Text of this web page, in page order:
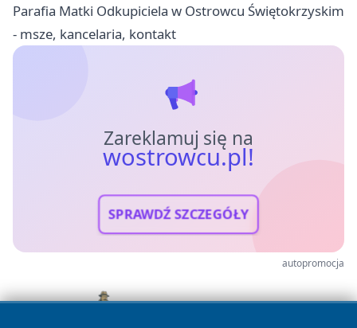
Parafia Matki Odkupiciela w Ostrowcu Świętokrzyskim
- msze, kancelaria, kontakt
Zareklamuj się na
wostrowcu.pl!
SPRAWDŹ SZCZEGÓŁY
autopromocja